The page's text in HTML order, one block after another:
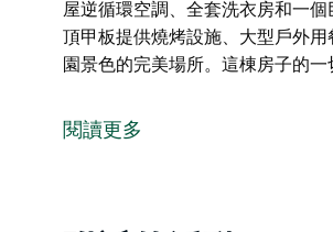
屋逆循環空調、全套洗衣房和一
頂甲板提供燒烤設施、大型戶外
園景色的完美場所。這棟房子的一
之隔。
閱讀更多